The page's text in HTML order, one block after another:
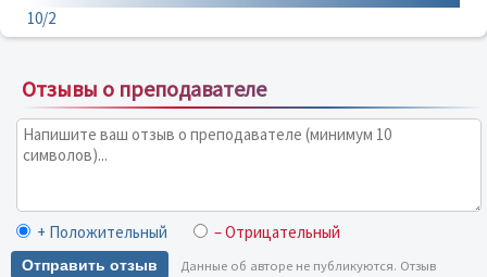
10/2
Отзывы о преподавателе
+ Положительный – Отрицательный
Отправить отзыв
Данные об авторе не публикуются. Отзыв